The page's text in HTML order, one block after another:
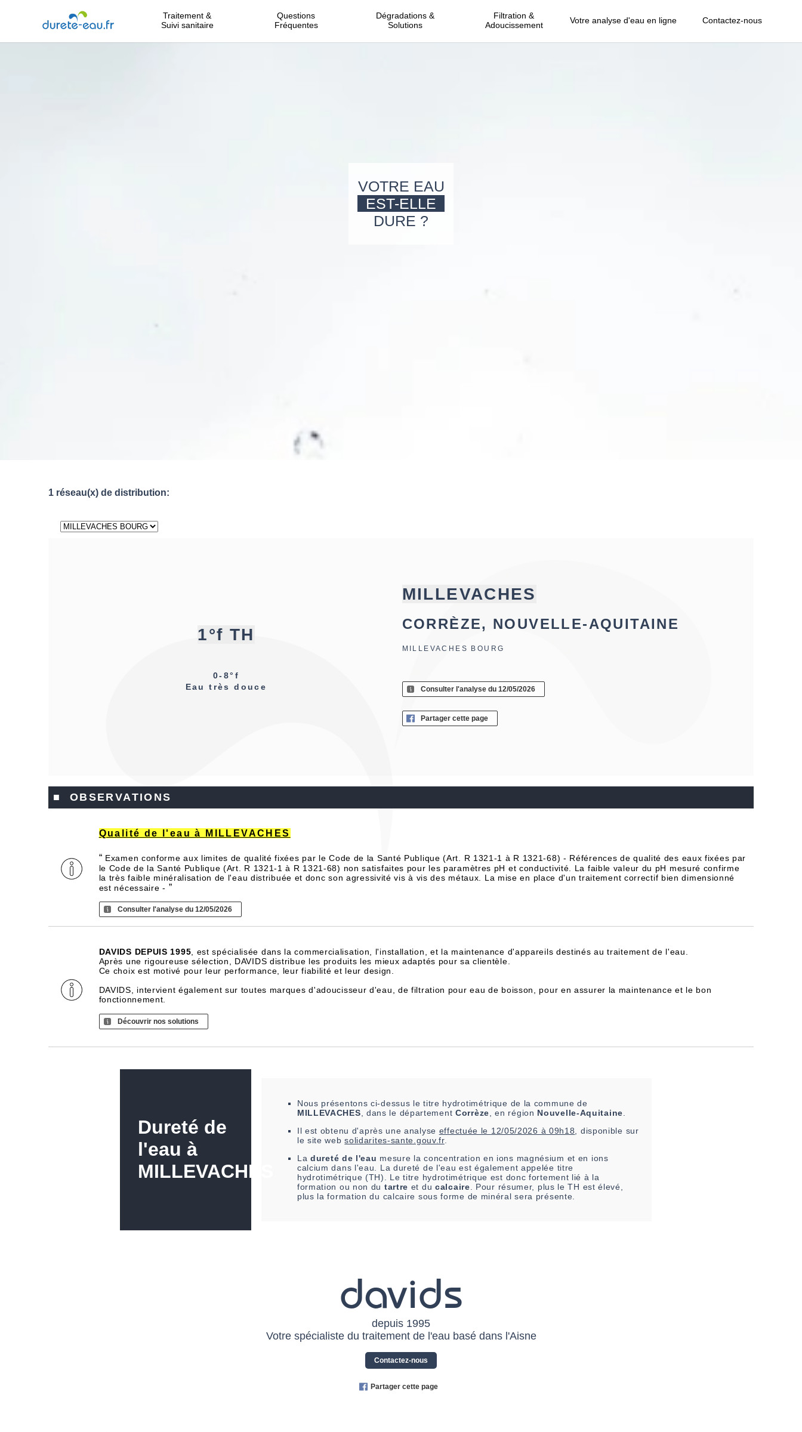
Traitement &
Suivi sanitaire
Questions
Fréquentes
Dégradations &
Solutions
Filtration &
Adoucissement
Votre analyse d'eau en ligne Contactez-nous
VOTRE EAU
EST-ELLE
DURE ?
1 réseau(x) de distribution:
1°f TH
0-8°f
Eau très douce
MILLEVACHES
CORRÈZE, NOUVELLE-AQUITAINE
MILLEVACHES BOURG
Consulter l'analyse du 12/05/2026
Partager cette page
■ OBSERVATIONS
Qualité de l'eau à MILLEVACHES
“ Examen conforme aux limites de qualité fixées par le Code de la Santé Publique (Art. R 1321-1 à R 1321-68) - Références de qualité des eaux fixées par
le Code de la Santé Publique (Art. R 1321-1 à R 1321-68) non satisfaites pour les paramètres pH et conductivité. La faible valeur du pH mesuré confirme
la très faible minéralisation de l'eau distribuée et donc son agressivité vis à vis des métaux. La mise en place d'un traitement correctif bien dimensionné
est nécessaire - ”
Consulter l'analyse du 12/05/2026
DAVIDS DEPUIS 1995 , est spécialisée dans la commercialisation, l'installation, et la maintenance d'appareils destinés au traitement de l'eau.
Après une rigoureuse sélection, DAVIDS distribue les produits les mieux adaptés pour sa clientèle.
Ce choix est motivé pour leur performance, leur fiabilité et leur design.
DAVIDS, intervient également sur toutes marques d'adoucisseur d'eau, de filtration pour eau de boisson, pour en assurer la maintenance et le bon
fonctionnement.
Découvrir nos solutions
Dureté de
l'eau à
MILLEVACHES
Nous présentons ci-dessus le titre hydrotimétrique de la commune de
MILLEVACHES, dans le département Corrèze, en région Nouvelle-Aquitaine.
Il est obtenu d'après une analyse effectuée le 12/05/2026 à 09h18, disponible sur
le site websolidarites-sante.gouv.fr.
La dureté de l'eau mesure la concentration en ions magnésium et en ions
calcium dans l'eau. La dureté de l'eau est également appelée titre
hydrotimétrique (TH). Le titre hydrotimétrique est donc fortement lié à la
formation ou non du tartre et du calcaire. Pour résumer, plus le TH est élevé,
plus la formation du calcaire sous forme de minéral sera présente.
davids
depuis 1995
Votre spécialiste du traitement de l'eau basé dans l'Aisne
Contactez-nous
Partager cette page